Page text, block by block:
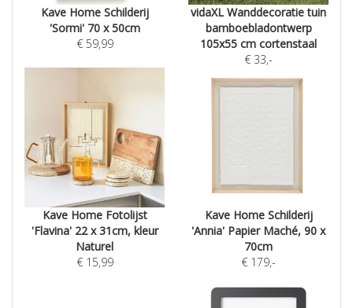
Kave Home Schilderij
'Sormi' 70 x 50cm
€ 59,99
vidaXL Wanddecoratie tuin
bamboebladontwerp
105x55 cm cortenstaal
€ 33,-
Kave Home Fotolijst
'Flavina' 22 x 31cm, kleur
Naturel
€ 15,99
Kave Home Schilderij
'Annia' Papier Maché, 90 x
70cm
€ 179,-